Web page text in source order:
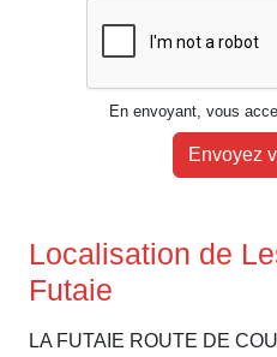
En envoyant, vous
Envoyez
Localisation de
Futaie
LA FUTAIE ROUTE DE